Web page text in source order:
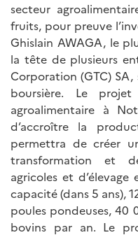
secteur
fruits, pour preuve
Ghislain AWAGA, le
la tête de plusieurs
Corporation (GTC)
boursière. Le
agroalimentaire à
d’accroître la
permettra de créer
transformation et
agricoles et
capacité (dans 5 ans),
poules pondeuses, 40
bovins par an. Le